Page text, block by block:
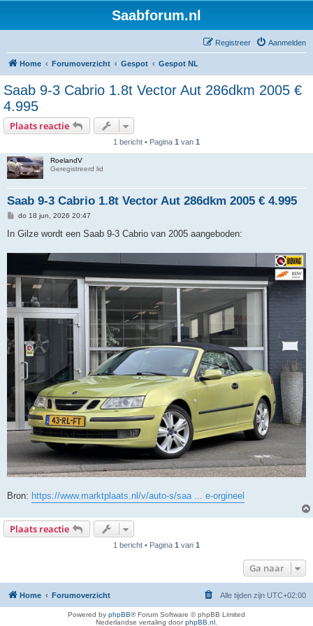
Saabforum.nl
Aanmelden
Registreer
Home Forumoverzicht Gespot Gespot NL
Saab 9-3 Cabrio 1.8t Vector Aut 286dkm 2005 €
4.995
Plaats reactie
1 bericht • Pagina 1 van 1
RoelandV
Geregistreerd lid
Saab 9-3 Cabrio 1.8t Vector Aut 286dkm 2005 € 4.995
Bdo 18 jun, 2026 20:47
In Gilze wordt een Saab 9-3 Cabrio van 2005 aangeboden:
Bron: https://www.marktplaats.nl/v/auto-s/saa ... e-orgineel
Plaats reactie
1 bericht • Pagina 1 van 1
Ga naar
Home Forumoverzicht Alle tijden zijn UTC+02:00
Powered by phpBB® Forum Software © phpBB Limited
Nederlandse vertaling doorphpBB.nl